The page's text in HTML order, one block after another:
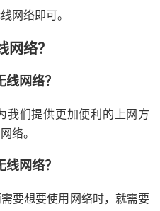
网络即可。
网络？
网络？
我们提供更加便利的上网方
络。
网络？
要想要使用网络时，就需要